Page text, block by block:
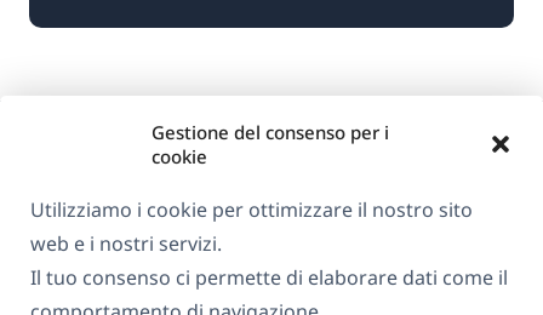
Gestione del consenso per i
cookie
Utilizziamo i cookie per ottimizzare il nostro sito
web e i nostri servizi.
Il tuo consenso ci permette di elaborare dati come il
GDPR e Informativa sulla Privacy